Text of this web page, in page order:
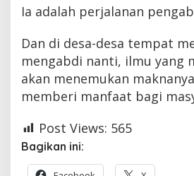
Ia adalah perjalanan
Dan di desa-desa tempat
mengabdi nanti, ilmu yang
akan menemukan
memberi manfaat bagi
Post Views: 565
Bagikan ini: